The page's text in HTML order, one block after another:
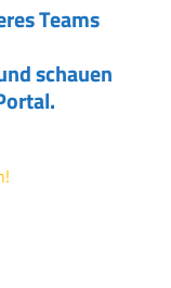
Teams
schauen